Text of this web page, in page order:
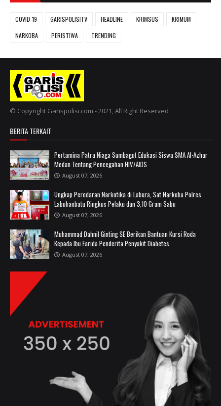
COVID-19 GARISPOLISITV HEADLINE KRIMSUS
KRIMUM
NARKOBA
PERISTIWA TRENDING
© Copyright Garispolisi.com - 2021, All Right Reserved
BERITA TERKAIT
Pertamina Patra Niaga Sumbagut Edukasi Siswa SMA Al-Azhar
Medan Tentang Pencegahan HIV/AIDS
August 07, 2026
Ungkap Peredaran Narkotika di Labura, Sat Narkoba Polres
Labuhanbatu Ringkus Pelaku dan 3,10 Gram Sabu
August 07, 2026
Muhammad Dahnil Ginting SE Berikan Bantuan Kursi Roda
Kepada Ibu Farida Penderita Penyakit Diabetes.
August 07, 2026